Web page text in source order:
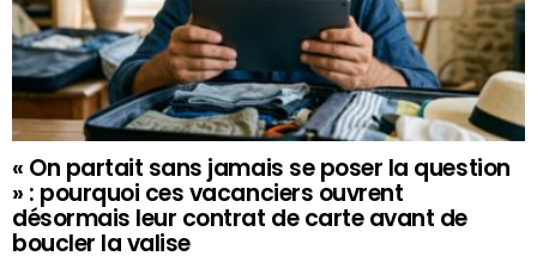
« On partait sans jamais se poser la question
» : pourquoi ces vacanciers ouvrent
désormais leur contrat de carte avant de
boucler la valise